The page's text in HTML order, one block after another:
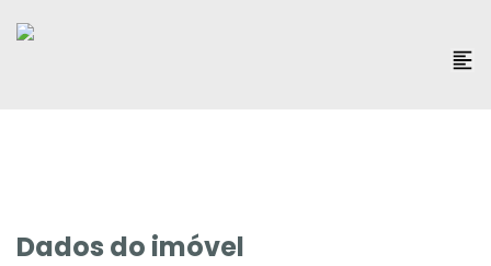
Dados do imóvel